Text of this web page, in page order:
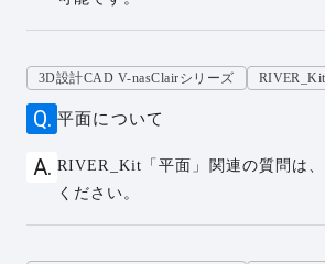
3D設計CAD V-nasClairシリーズ RIVER_Kit
平面について
RIVER_Kit「平面」関連の質問は
ください。